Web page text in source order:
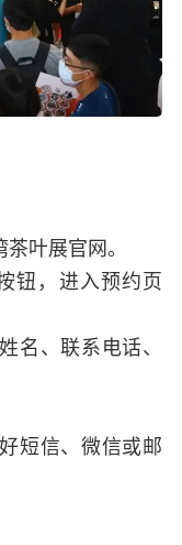
叶展官网。
钮，进入预约页
名、联系电话、
短信、微信或邮